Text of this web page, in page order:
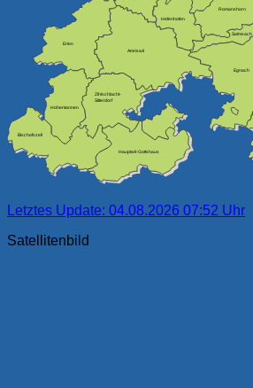
Romanshorn
Salmsach
Egnach
Hauptwil-Gottshaus
Bischofszell
Hohentannen
Erlen
Amriswil
Hefenhofen
Zihlschlacht-
Sitterdorf
Letztes Update: 04.08.2026 07:52 Uhr
Satellitenbild